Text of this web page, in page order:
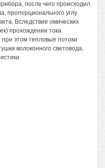
после чего происходил
пропорционального углу
Вследствие омических
прохождении тока
при этом тепловые потоки
волоконного световода.